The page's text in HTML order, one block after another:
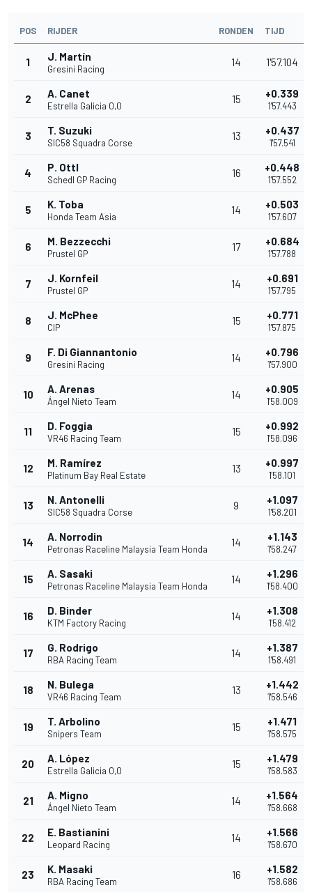
POS RIJDER RONDEN TIJD
1 J. Martín
Gresini Racing
14 1'57.104
2 A. Canet
Estrella Galicia 0,0
15 +0.339
1'57.443
3 T. Suzuki
SIC58 Squadra Corse
13 +0.437
1'57.541
4 P. Ottl
Schedl GP Racing
16 +0.448
1'57.552
5 K. Toba
Honda Team Asia
14 +0.503
1'57.607
6 M. Bezzecchi
Prustel GP
17 +0.684
1'57.788
7 J. Kornfeil
Prustel GP
14 +0.691
1'57.795
8 J. McPhee
CIP
15 +0.771
1'57.875
9 F. Di Giannantonio
Gresini Racing
14 +0.796
1'57.900
10 A. Arenas
Ángel Nieto Team
14 +0.905
1'58.009
11 D. Foggia
VR46 Racing Team
15 +0.992
1'58.096
12 M. Ramírez
Platinum Bay Real Estate
13 +0.997
1'58.101
13 N. Antonelli
SIC58 Squadra Corse
9 +1.097
1'58.201
14 A. Norrodin
Petronas Raceline Malaysia Team Honda
14 +1.143
1'58.247
15 A. Sasaki
Petronas Raceline Malaysia Team Honda
14 +1.296
1'58.400
16 D. Binder
KTM Factory Racing
14 +1.308
1'58.412
17 G. Rodrigo
RBA Racing Team
14 +1.387
1'58.491
18 N. Bulega
VR46 Racing Team
13 +1.442
1'58.546
19 T. Arbolino
Snipers Team
15 +1.471
1'58.575
20 A. López
Estrella Galicia 0,0
15 +1.479
1'58.583
21 A. Migno
Ángel Nieto Team
14 +1.564
1'58.668
22 E. Bastianini
Leopard Racing
14 +1.566
1'58.670
23 K. Masaki
RBA Racing Team
16 +1.582
1'58.686